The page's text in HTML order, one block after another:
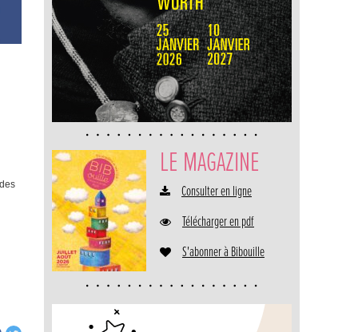
LE MAGAZINE
Consulter en ligne
Télécharger en pdf
S'abonner à Bibouille